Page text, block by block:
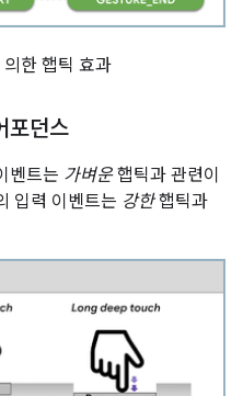
한 햅틱 효과
포던스
벤트는 가벼운햅틱과 관련이
입력 이벤트는 강한햅틱과